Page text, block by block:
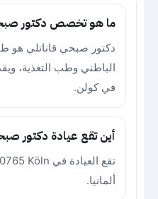
ما هو تخصص دكتور
دكتور صبحي قاناتلي
الباطني وطب التغذية،
في كولن.
أين تقع عيادة دكتور
ألمانيا.